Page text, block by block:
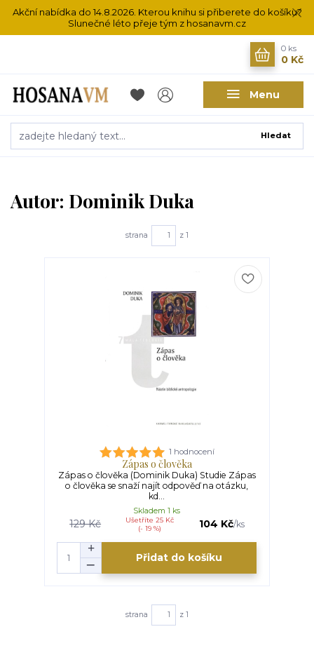
Akční nabídka do 14.8.2026. Kterou knihu si přiberete do košíku?
Slunečné léto přeje tým z hosanavm.cz
Menu
Hledat
0 ks
0 Kč
Autor: Dominik Duka
strana z 1
1 hodnocení
Zápas o člověka
Zápas o člověka (Dominik Duka) Studie Zápas
o člověka se snaží najít odpověď na otázku,
kd...
129 Kč
Ušetříte 25 Kč
(- 19 %)
104 Kč/ks
Skladem 1 ks
Přidat do košíku
strana z 1